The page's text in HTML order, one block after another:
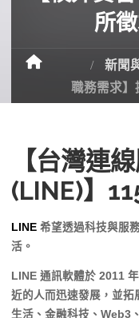
所​
新聞
職務需求】
【台灣連
(LINE)】
LINE希望透過科技與服
活。
LINE 通訊軟體於 2011
近的人而迅速發展，並拓
生活、金融科技、Web3